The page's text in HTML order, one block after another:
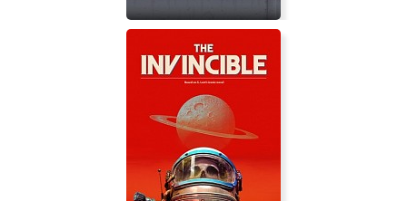
Door Kickers: Action Squad